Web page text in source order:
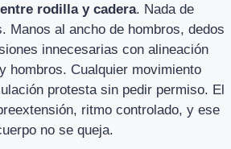
rodilla y cadera. Nada de
Manos al ancho de hombros, dedos
innecesarias con alineación
hombros. Cualquier movimiento
protesta sin pedir permiso. El
ritmo controlado, y ese
no se queja.